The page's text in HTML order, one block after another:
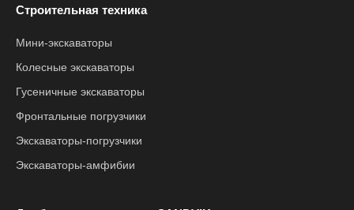
Строительная техника
Мини-экскаваторы
Колесные экскаваторы
Гусеничные экскаваторы
Фронтальные погрузчики
Экскаваторы-погрузчики
Экскаваторы-амфибии